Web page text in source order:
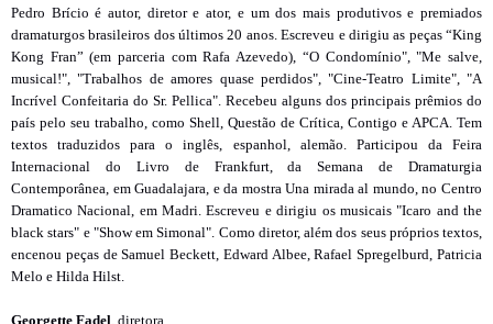
Pedro Brício é autor, diretor e ator, e um dos mais produtivos e premiados
dramaturgos brasileiros dos últimos 20 anos. Escreveu e dirigiu as peças “King
Kong Fran” (em parceria com Rafa Azevedo), “O Condomínio", "Me salve,
musical!", "Trabalhos de amores quase perdidos", "Cine-Teatro Limite", "A
Incrível Confeitaria do Sr. Pellica". Recebeu alguns dos principais prêmios do
país pelo seu trabalho, como Shell, Questão de Crítica, Contigo e APCA. Tem
textos traduzidos para o inglês, espanhol, alemão. Participou da Feira
Internacional do Livro de Frankfurt, da Semana de Dramaturgia
Contemporânea, em Guadalajara, e da mostra Una mirada al mundo, no Centro
Dramatico Nacional, em Madri. Escreveu e dirigiu os musicais "Icaro and the
black stars" e "Show em Simonal". Como diretor, além dos seus próprios textos,
encenou peças de Samuel Beckett, Edward Albee, Rafael Spregelburd, Patricia
Melo e Hilda Hilst.
Georgette Fadel , diretora